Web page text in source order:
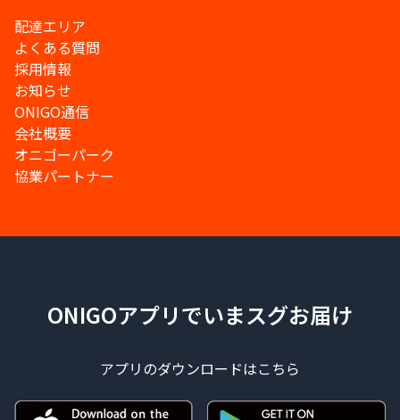
配達エリア
よくある質問
採用情報
お知らせ
ONIGO通信
会社概要
オニゴーパーク
協業パートナー
ONIGOアプリでいまスグお届け
アプリのダウンロードはこちら